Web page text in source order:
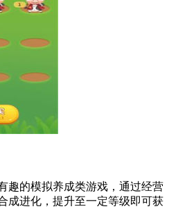
趣的模拟养成类游戏，通过经营
成进化，提升至一定等级即可获